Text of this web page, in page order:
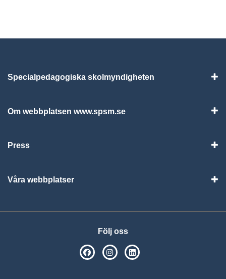
Specialpedagogiska skolmyndigheten
Om webbplatsen www.spsm.se
Press
Våra webbplatser
Följ oss
SPSM på Facebook
SPSM på Instagram